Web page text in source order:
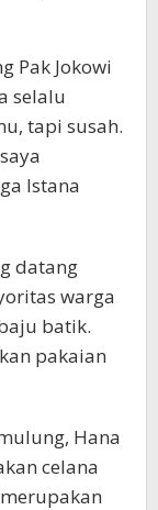
Pak Jokowi
selalu
tapi susah.
Istana
datang
warga
batik.
pakaian
Hana
celana